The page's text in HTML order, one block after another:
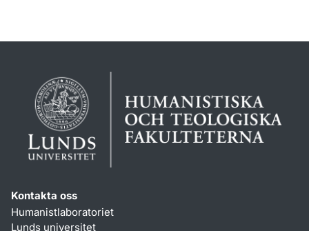
Kontakta oss
Humanistlaboratoriet
Lunds universitet